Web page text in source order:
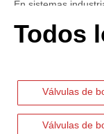
Todos
Válvulas de
Válvulas de